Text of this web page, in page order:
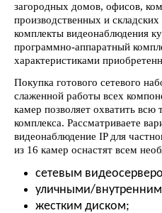
загородных домов, офисов,
производственных и
комплекты видеонаблюдения
программно-аппаратный
характеристиками
Покупка готового сетевого
слаженной работы всех
камер позволяет охватить
комплекса. Рассматриваете
видеонаблюдение IP для
из 16 камер оснастят всем
сетевым
уличными/
жестким диском;